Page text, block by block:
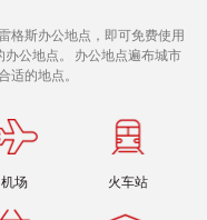
格斯办公地点，即可免费使用
公地点。 办公地点遍布城市
适的地点。
机场 火车站